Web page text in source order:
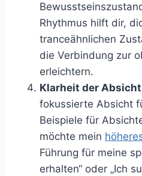
Rhythmus hilft dir,
tranceähnlichen
die Verbindung zur
erleichtern.
Klarheit der Absicht
fokussierte Absicht
Beispiele für
möchte mein
Führung für meine
erhalten“ oder „Ich